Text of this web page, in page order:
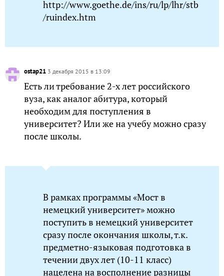
http://www.goethe.de/ins/ru/lp/lhr/stb
/ruindex.htm
ostap21 3 декабря 2015 в 13:09
Есть ли требование 2-х лет российского
вуза, как аналог абитура, который
необходим для поступления в
университет? Или же на учебу можно сразу
после школы.
В рамках программы «Мост в
немецкий университет» можно
поступить в немецкий университет
сразу после окончания школы, т.к.
предметно-языковая подготовка в
течении двух лет (10-11 класс)
нацелена на восполнение разницы